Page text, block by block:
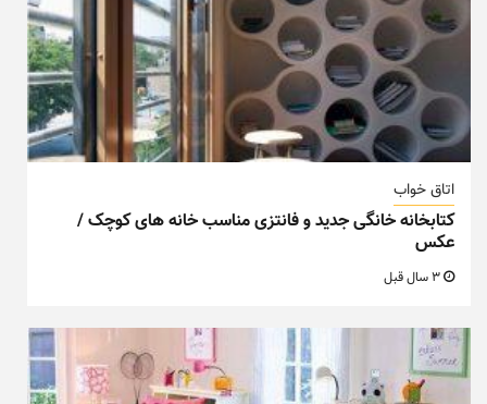
اتاق خواب
کتابخانه خانگی جدید و فانتزی مناسب خانه های کوچک /
عکس